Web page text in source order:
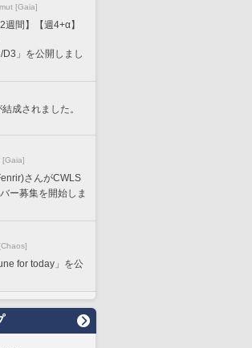
[Gaia]
週間】【週4+α】
D3」を公開しまし
成されました。
[Gaia]
さんがCWLS
ー募集を開始しま
for today」を公